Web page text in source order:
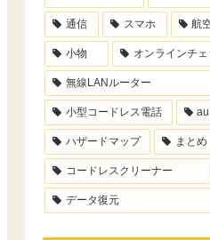
通信 スマホ 航
小物 オンラインチ
無線LANルーター
小型コードレス電話
ハザードマップ まとめ
コードレスクリーナー
データ復元